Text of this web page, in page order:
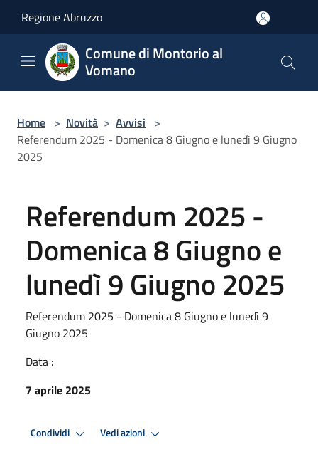
Regione Abruzzo
Comune di Montorio al
Vomano
Home > Novità > Avvisi >
Referendum 2025 - Domenica 8 Giugno e lunedì 9 Giugno
2025
Referendum 2025 -
Domenica 8 Giugno e
lunedì 9 Giugno 2025
Referendum 2025 - Domenica 8 Giugno e lunedì 9
Giugno 2025
Data :
7 aprile 2025
Condividi Vedi azioni